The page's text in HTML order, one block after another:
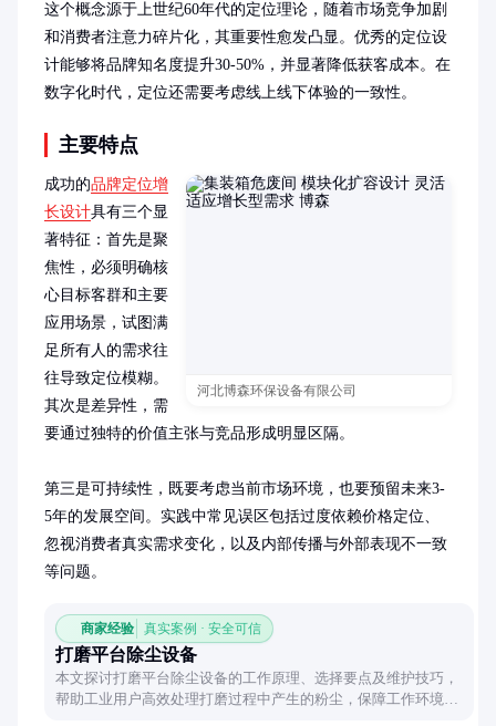
这个概念源于上世纪60年代的定位理论，随着市场竞争加剧
和消费者注意力碎片化，其重要性愈发凸显。优秀的定位设
计能够将品牌知名度提升30-50%，并显著降低获客成本。在
数字化时代，定位还需要考虑线上线下体验的一致性。
主要特点
河北博森环保设备有限公司
成功的品牌定位增
长设计具有三个显
著特征：首先是聚
焦性，必须明确核
心目标客群和主要
应用场景，试图满
足所有人的需求往
往导致定位模糊。
其次是差异性，需
要通过独特的价值主张与竞品形成明显区隔。
第三是可持续性，既要考虑当前市场环境，也要预留未来3-
5年的发展空间。实践中常见误区包括过度依赖价格定位、
忽视消费者真实需求变化，以及内部传播与外部表现不一致
等问题。
商家经验 真实案例 · 安全可信
打磨平台除尘设备
本文探讨打磨平台除尘设备的工作原理、选择要点及维护技巧，
帮助工业用户高效处理打磨过程中产生的粉尘，保障工作环境清